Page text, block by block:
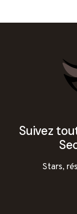
Suivez
Stars,